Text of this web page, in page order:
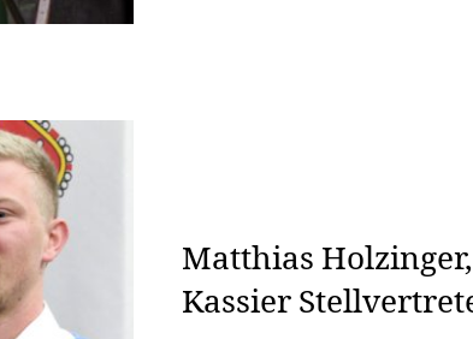
Matthias Holzinger,
Kassier